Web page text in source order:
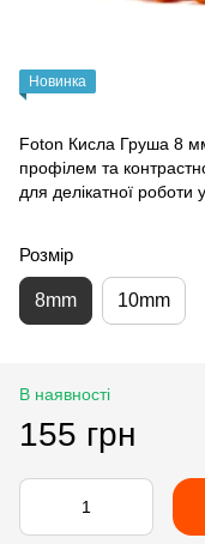
Новинка
Foton Кисла Груша 8
профілем та
для делікатної роботи
Розмір
8mm 10mm
В наявності
155 грн